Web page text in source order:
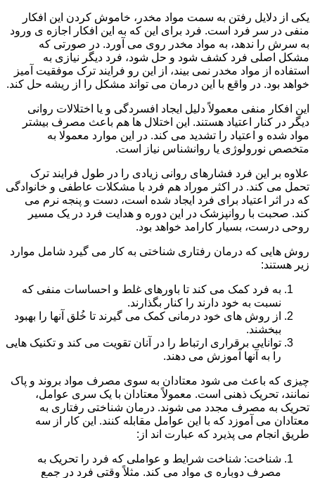
یکی از دلایل رفتن به سمت مواد مخدر، خاموش کردن این افکار
منفی در سر فرد است. فرد برای این که به این افکار اجازه ی ورود
به سرش را ندهد، به مواد مخدر روی می آورد. در صورتی که
مشکل اصلی فرد کشف شود و حل شود، فرد دیگر نیازی به
استفاده از مواد مخدر نمی بیند، از این رو فرایند ترک موفقیت آمیز
خواهد بود. در واقع با این درمان می تواند مشکل را از ریشه حل کند.
این افکار منفی معمولاً دلیل ایجاد افسردگی و یا اختلالات روانی
دیگر در کنار اعتیاد هستند. این اختلال ها هم باعث مصرف بیشتر
مواد شده و اعتیاد را تشدید می کند. در این موارد معمولا به
متخصص نورولوژی یا روانشناس نیاز است.
علاوه بر این فرد فشارهای روانی زیادی را در طول فرایند ترک
تحمل می کند. در اکثر موراد هم فرد با مشکلات عاطفی و خانوادگی
که در اثر اعتیاد برای فرد ایجاد شده است، دست و پنجه نرم می
کند. صحبت با روانپزشک در این دوره و هدایت فرد در یک مسیر
روحی درست، بسیار کارامد خواهد بود.
روش هایی که درمان رفتاری شناختی به کار می گیرد شامل موارد
زیر هستند:
به فرد کمک می کند تا باورهای غلط و احساسات منفی که
نسبت به خود دارند را کنار بگذارند.
از روش های خود درمانی کمک می گیرند تا خُلق آنها را بهبود
ببخشند.
توانایی برقراری ارتباط را در آنان تقویت می کند و تکنیک هایی
را به آنها آموزش می دهند.
چیزی که باعث می شود معتادان به سوی مصرف مواد بروند و پاک
نمانند، تحریک ذهنی است. معمولاً معتادان با یک سری عوامل،
تحریک به مصرف مجدد می شوند. درمان شناختی رفتاری به
معتادان می آموزد که با این عوامل مقابله کنند. این کار از سه
طریق انجام می پذیرد که عبارت اند از:
شناخت: شناخت شرایط و عواملی که فرد را تحریک به
مصرف دوباره ی مواد می کند. مثلاً وقتی فرد در جمع